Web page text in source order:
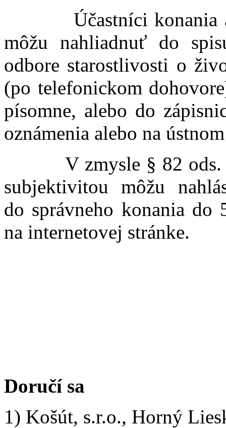
Účastníci konania a
môžu nahliadnuť do
odbore starostlivosti o
(po telefonickom
písomne, alebo do
oznámenia alebo na
V zmysle § 82 ods. 7
subjektivitou môžu
do správneho konania do
na internetovej stránke.
Doručí sa
1) Košút, s.r.o., Horný